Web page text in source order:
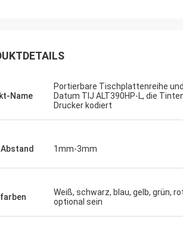
Name
Portierbare Tischplattenreihe und
Datum TIJ ALT390HP-L, die
Drucker kodiert
1mm-3mm
Weiß, schwarz, blau, gelb, grün,
optional sein